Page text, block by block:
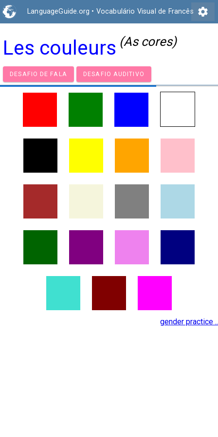
LanguageGuide.org • Vocabulário Visual de Francês settings
Les couleurs (As cores)
DESAFIO DE FALA DESAFIO AUDITIVO
gender practice ..